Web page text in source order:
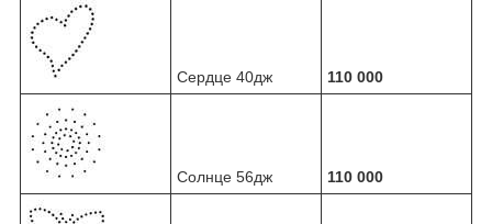
Сердце 40дж 110 000
Солнце 56дж 110 000